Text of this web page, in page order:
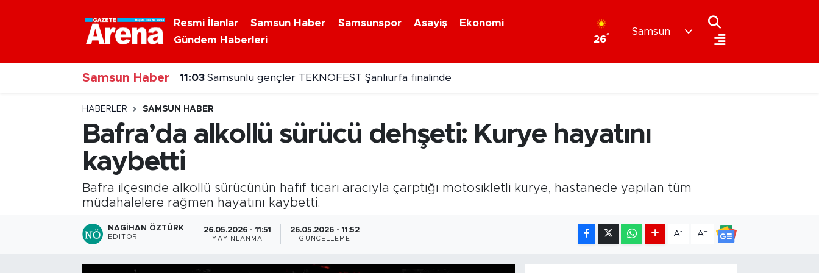
Resmi İlanlar Samsun Haber Samsunspor Asayiş
Ekonomi
Gündem Haberleri
26°
Samsun
Samsun Haber 11:03 Samsunlu gençler TEKNOFEST Şanlıurfa finalinde
HABERLER SAMSUN HABER
Bafra’da alkollü sürücü dehşeti: Kurye hayatını
kaybetti
Bafra ilçesinde alkollü sürücünün hafif ticari aracıyla çarptığı motosikletli kurye, hastanede yapılan tüm
müdahalelere rağmen hayatını kaybetti.
NAGIHAN ÖZTÜRK
EDITÖR
26.05.2026 - 11:51
YAYINLANMA
26.05.2026 - 11:52
GÜNCELLEME
A- A+
Nöbetçi Eczaneler
Hava Durumu
Samsun Namaz Vakitleri
Trafik Durumu
Süper Lig Puan Durumu ve Fikstür
Tüm Manşetler
Son Dakika Haberleri
Haber Arşivi